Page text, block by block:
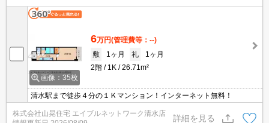
画像：35枚
6万円(管理費等：--)
敷
1ヶ月 礼
1ヶ月
2階
1K 26.71m²
清水駅まで徒歩４分の１Ｋマンション！インターネット無料！
株式会社山晃住宅 エイブルネットワーク清水店
詳細を見る